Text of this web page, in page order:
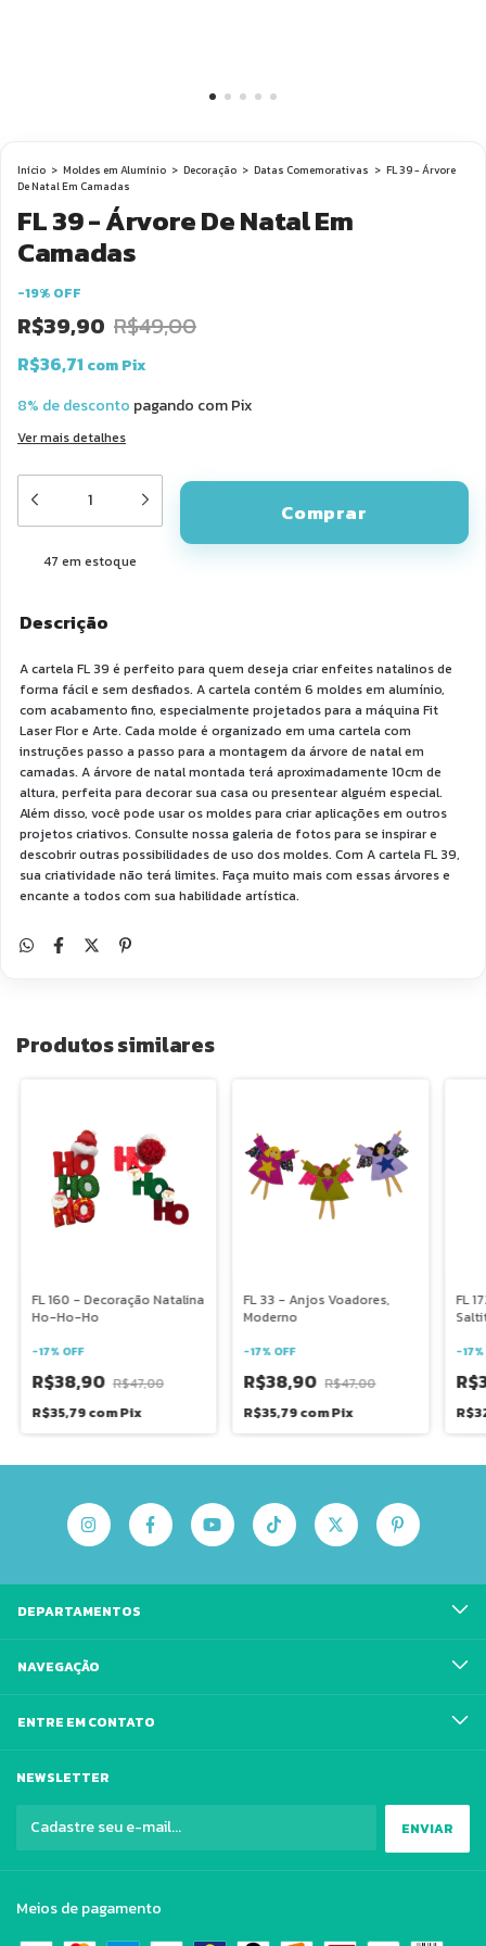
Início > Moldes em Alumínio > Decoração > Datas Comemorativas > FL 39 - Árvore
De Natal Em Camadas
FL 39 - Árvore De Natal Em
Camadas
-19% OFF
R$39,90 R$49,00
R$36,71 comPix
8% de desconto pagando com Pix
Ver mais detalhes
47 em estoque
Descrição
A cartela FL 39 é perfeito para quem deseja criar enfeites natalinos de
forma fácil e sem desfiados. A cartela contém 6 moldes em alumínio,
com acabamento fino, especialmente projetados para a máquina Fit
Laser Flor e Arte. Cada molde é organizado em uma cartela com
instruções passo a passo para a montagem da árvore de natal em
camadas. A árvore de natal montada terá aproximadamente 10cm de
altura, perfeita para decorar sua casa ou presentear alguém especial.
Além disso, você pode usar os moldes para criar aplicações em outros
projetos criativos. Consulte nossa galeria de fotos para se inspirar e
descobrir outras possibilidades de uso dos moldes. Com A cartela FL 39,
sua criatividade não terá limites. Faça muito mais com essas árvores e
encante a todos com sua habilidade artística.
Produtos similares
FL 160 - Decoração Natalina
Ho-Ho-Ho
-17% OFF
R$38,90 R$47,00
R$35,79comPix
FL 33 - Anjos Voadores,
Moderno
-17% OFF
R$38,90 R$47,00
R$35,79comPix
FL
-17%
DEPARTAMENTOS
NAVEGAÇÃO
ENTRE EM CONTATO
NEWSLETTER
Meios de pagamento